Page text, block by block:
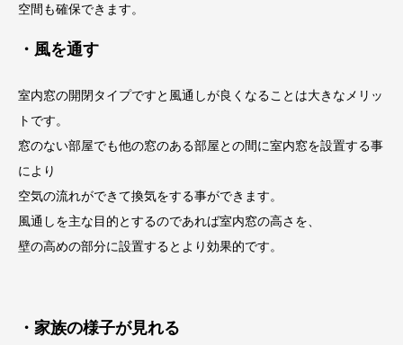
空間も確保できます。
・風を通す
室内窓の開閉タイプですと風通しが良くなることは大きなメリッ
トです。
窓のない部屋でも他の窓のある部屋との間に室内窓を設置する事
により
空気の流れができて換気をする事ができます。
風通しを主な目的とするのであれば室内窓の高さを、
壁の高めの部分に設置するとより効果的です。
・家族の様子が見れる